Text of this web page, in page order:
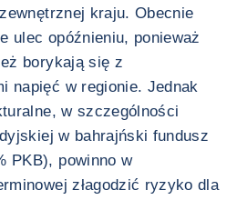
kraju. Obecnie
ulec opóźnieniu, ponieważ
borykają się z
napięć w regionie. Jednak
w szczególności
w bahrajński fundusz
PKB), powinno w
złagodzić ryzyko dla